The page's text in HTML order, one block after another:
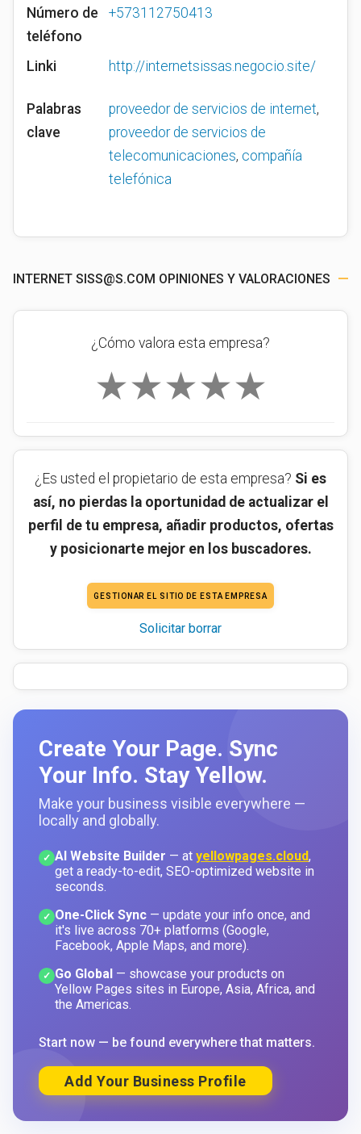
Número de
teléfono
+573112750413
Linki http://internetsissas.negocio.site/
Palabras
clave
proveedor de servicios de internet,
proveedor de servicios de
telecomunicaciones, compañía
telefónica
INTERNET SISS@S.COM OPINIONES Y VALORACIONES
¿Cómo valora esta empresa?
★
★
★
★
★
¿Es usted el propietario de esta empresa? Si es
así, no pierdas la oportunidad de actualizar el
perfil de tu empresa, añadir productos, ofertas
y posicionarte mejor en los buscadores.
GESTIONAR EL SITIO DE ESTA EMPRESA
Solicitar borrar
Create Your Page. Sync
Your Info. Stay Yellow.
Make your business visible everywhere —
locally and globally.
✓ AI Website Builder — at yellowpages.cloud,
get a ready-to-edit, SEO-optimized website in
seconds.
✓ One-Click Sync — update your info once, and
it's live across 70+ platforms (Google,
Facebook, Apple Maps, and more).
✓ Go Global — showcase your products on
Yellow Pages sites in Europe, Asia, Africa, and
the Americas.
Start now — be found everywhere that matters.
Add Your Business Profile